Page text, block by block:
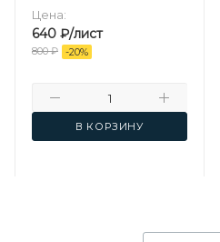
Цена:
640 ₽/лист
800₽ -20%
В КОРЗИНУ